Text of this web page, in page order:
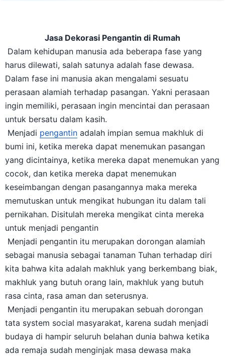
Jasa Dekorasi Pengantin di Rumah
Dalam kehidupan manusia ada beberapa fase yang
harus dilewati, salah satunya adalah fase dewasa.
Dalam fase ini manusia akan mengalami sesuatu
perasaan alamiah terhadap pasangan. Yakni perasaan
ingin memiliki, perasaan ingin mencintai dan perasaan
untuk bersatu dalam kasih.
Menjadi pengantin adalah impian semua makhluk di
bumi ini, ketika mereka dapat menemukan pasangan
yang dicintainya, ketika mereka dapat menemukan yang
cocok, dan ketika mereka dapat menemukan
keseimbangan dengan pasangannya maka mereka
memutuskan untuk mengikat hubungan itu dalam tali
pernikahan. Disitulah mereka mengikat cinta mereka
untuk menjadi pengantin
Menjadi pengantin itu merupakan dorongan alamiah
sebagai manusia sebagai tanaman Tuhan terhadap diri
kita bahwa kita adalah makhluk yang berkembang biak,
makhluk yang butuh orang lain, makhluk yang butuh
rasa cinta, rasa aman dan seterusnya.
Menjadi pengantin itu merupakan sebuah dorongan
tata system social masyarakat, karena sudah menjadi
budaya di hampir seluruh belahan dunia bahwa ketika
ada remaja sudah menginjak masa dewasa maka